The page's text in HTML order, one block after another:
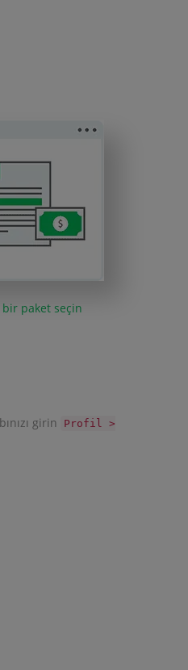
bir paket seçin
girin
Profil >